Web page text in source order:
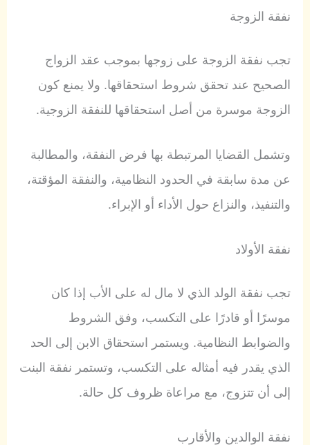
نفقة الزوجة
تجب نفقة الزوجة على زوجها بموجب عقد الزواج
الصحيح عند تحقق شروط استحقاقها. ولا يمنع كون
الزوجة موسرة من أصل استحقاقها للنفقة الزوجية.
وتشمل القضايا المرتبطة بها فرض النفقة، والمطالبة
عن مدة سابقة في الحدود النظامية، والنفقة المؤقتة،
والتنفيذ، والنزاع حول الأداء أو الإبراء.
نفقة الأولاد
تجب نفقة الولد الذي لا مال له على الأب إذا كان
موسرًا أو قادرًا على التكسب، وفق الشروط
والضوابط النظامية. ويستمر استحقاق الابن إلى الحد
الذي يقدر فيه أمثاله على التكسب، وتستمر نفقة البنت
إلى أن تتزوج، مع مراعاة ظروف كل حالة.
نفقة الوالدين والأقارب